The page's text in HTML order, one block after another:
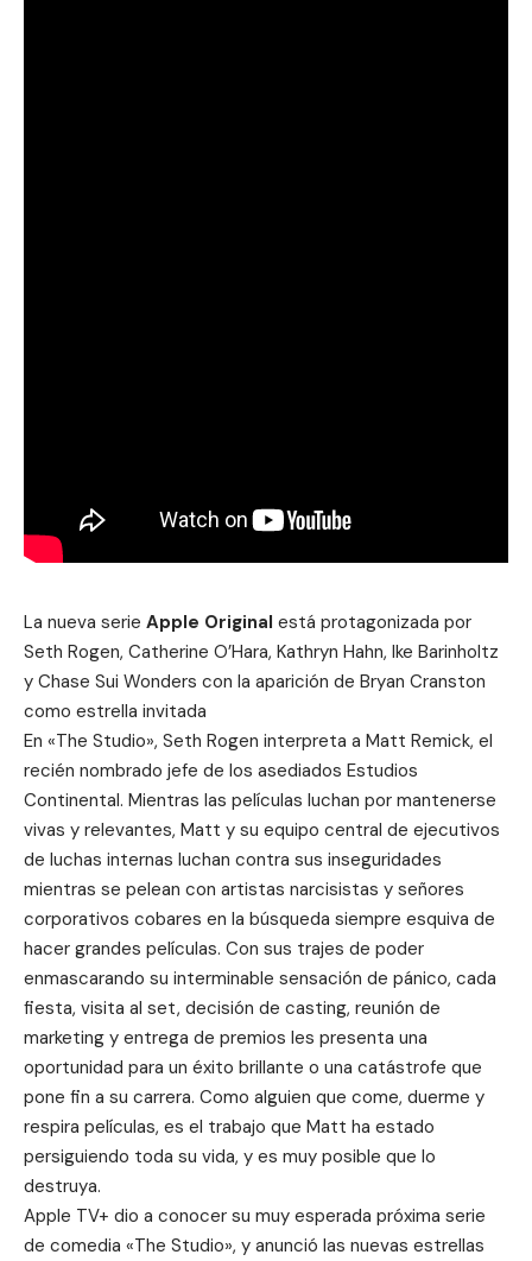
La nueva serie Apple Original está protagonizada por
Seth Rogen, Catherine O’Hara, Kathryn Hahn, Ike Barinholtz
y Chase Sui Wonders con la aparición de Bryan Cranston
como estrella invitada
En «The Studio», Seth Rogen interpreta a Matt Remick, el
recién nombrado jefe de los asediados Estudios
Continental. Mientras las películas luchan por mantenerse
vivas y relevantes, Matt y su equipo central de ejecutivos
de luchas internas luchan contra sus inseguridades
mientras se pelean con artistas narcisistas y señores
corporativos cobares en la búsqueda siempre esquiva de
hacer grandes películas. Con sus trajes de poder
enmascarando su interminable sensación de pánico, cada
fiesta, visita al set, decisión de casting, reunión de
marketing y entrega de premios les presenta una
oportunidad para un éxito brillante o una catástrofe que
pone fin a su carrera. Como alguien que come, duerme y
respira películas, es el trabajo que Matt ha estado
persiguiendo toda su vida, y es muy posible que lo
destruya.
Apple TV+ dio a conocer su muy esperada próxima serie
de comedia «The Studio», y anunció las nuevas estrellas